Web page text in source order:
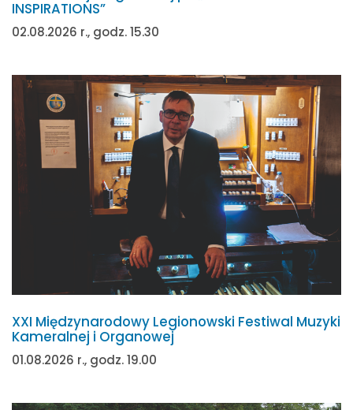
INSPIRATIONS”
02.08.2026 r., godz. 15.30
XXI Międzynarodowy Legionowski Festiwal Muzyki
Kameralnej i Organowej
01.08.2026 r., godz. 19.00